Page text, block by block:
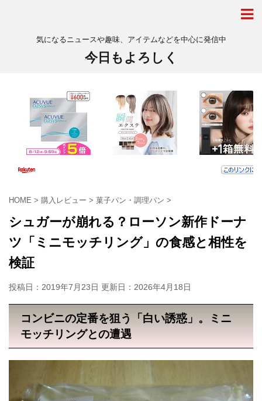
気になるニュースや趣味、アイテムなどを中心に発信中
今日もよろしく
HOME > 購入レビュー > 菓子パン・調理パン >
シュガーが崩れる？ローソン新作ドーナ
ツ「ミニモッチリング」の食感と相性を
検証
投稿日：2019年7月23日 更新日： 2026年4月18日
コンビニの定番を狙う「白い誘惑」。ミニ
モッチリングとの遭遇